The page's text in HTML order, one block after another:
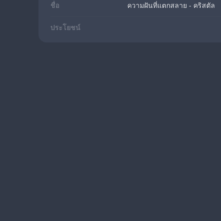
ชื่อ ความฝันที่แตกสลาย - คริสตัล
ประโยชน์